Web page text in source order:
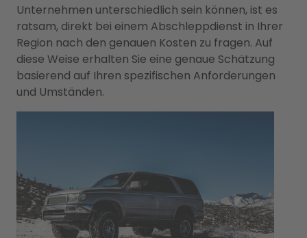
Unternehmen unterschiedlich sein können, ist es
ratsam, direkt bei einem Abschleppdienst in Ihrer
Region nach den genauen Kosten zu fragen. Auf
diese Weise erhalten Sie eine genaue Schätzung
basierend auf Ihren spezifischen Anforderungen
und Umständen.